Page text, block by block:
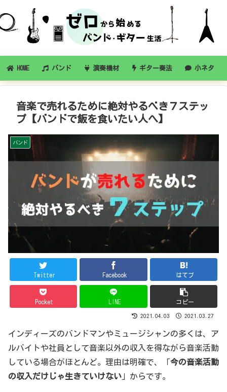
HOME バンド 演奏機材 ギター奏法 小ネタ
音楽で売れるために絶対やるべき７ステッ
プ【バンドで飯を食いたい人へ】
バンド
Twitter Facebook はてブ
Pocket LINE コピー
2021.04.03 2021.03.27
インディーズのバンドマンやミュージシャンの多くは、ア
ルバイトや社員として音楽以外の収入を得ながら音楽活動
している場合がほとんど。理由は明確で、「今の音楽活動
の収入だけじゃ生きていけない 」からです。